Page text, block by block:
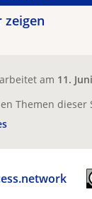
zeigen
am 11.
Themen dieser